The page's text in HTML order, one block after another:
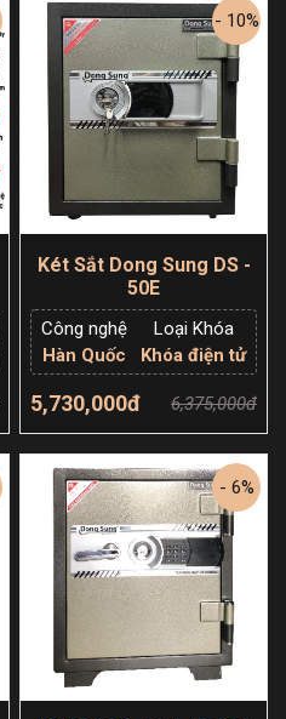
- 10%
Két Sắt Dong Sung DS -
50E
Công nghệ
Hàn Quốc
Loại Khóa
Khóa điện tử
5,730,000đ 6,375,000đ
Thêm giỏ hàng
- 6%